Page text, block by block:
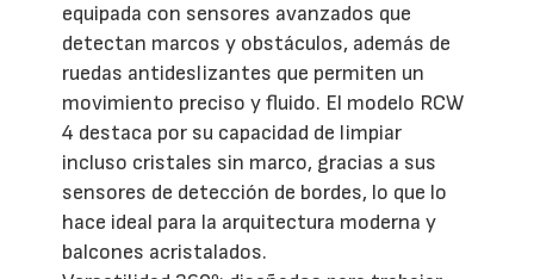
equipada con sensores avanzados que
detectan marcos y obstáculos, además de
ruedas antideslizantes que permiten un
movimiento preciso y fluido. El modelo RCW
4 destaca por su capacidad de limpiar
incluso cristales sin marco, gracias a sus
sensores de detección de bordes, lo que lo
hace ideal para la arquitectura moderna y
balcones acristalados.